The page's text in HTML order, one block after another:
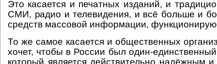
Это касается и печатных изданий, и
СМИ, радио и телевидения, и всё больше и
средств массовой информации,
То же самое касается и общественных
хочет, чтобы в России был один-единственный
который является действительно надёжным